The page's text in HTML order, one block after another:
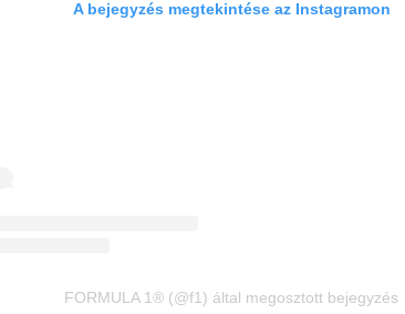
A bejegyzés megtekintése az Instagramon
FORMULA 1® (@f1) által megosztott bejegyzés